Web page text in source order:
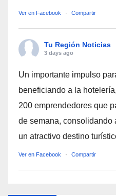
Ver en Facebook · Compartir
Tu Región Noticias
3 days ago
Un importante impulso
beneficiando a la
200 emprendedores que
de semana, consolidando
un atractivo destino
Ver en Facebook · Compartir